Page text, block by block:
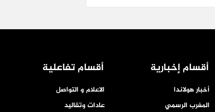
أقسام إخبارية
أخبار هولاندا
المغرب الرسمي
أقسام تفاعلية
الاعلام و التواصل
عادات وتقاليد